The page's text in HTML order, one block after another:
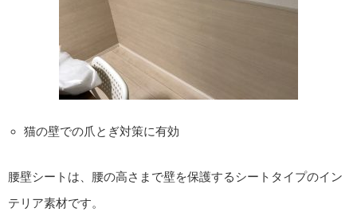
猫の壁での爪とぎ対策に有効
腰壁シートは、腰の高さまで壁を保護するシートタイプのイン
テリア素材です。